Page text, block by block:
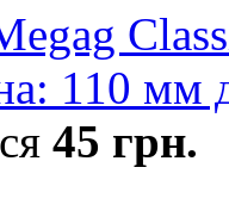
110 мм
45 грн.